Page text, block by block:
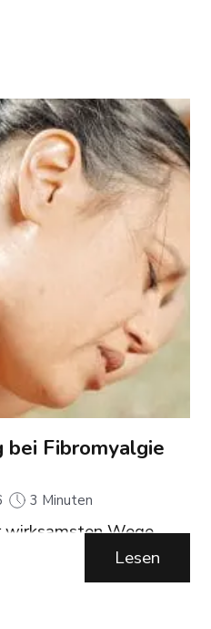
Fibromyalgie
3 Minuten
Wege,
zu beruhigen und
Lesen